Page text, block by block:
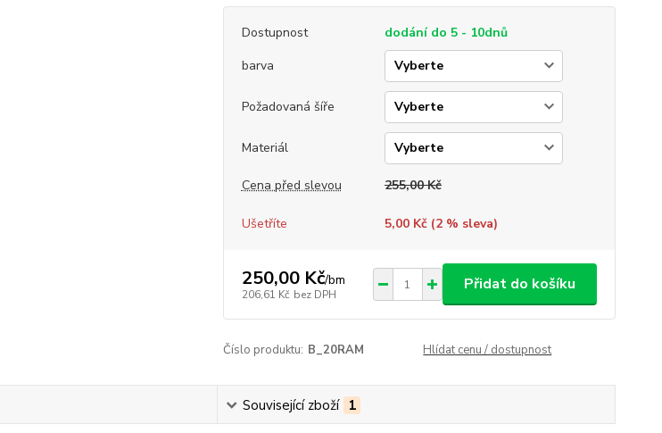
Dostupnost
dodání do 5 - 10dnů
barva
Požadovaná šíře
Materiál
Cena před slevou 255,00 Kč
Ušetříte 5,00 Kč (2% sleva)
250,00 Kč/bm
206,61 Kč bez DPH
Přidat do košíku
Číslo produktu: B_20RAM Hlídat cenu / dostupnost
Související zboží 1